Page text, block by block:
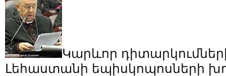
Կարևոր
Լեհաստանի եպիսկոպոսների